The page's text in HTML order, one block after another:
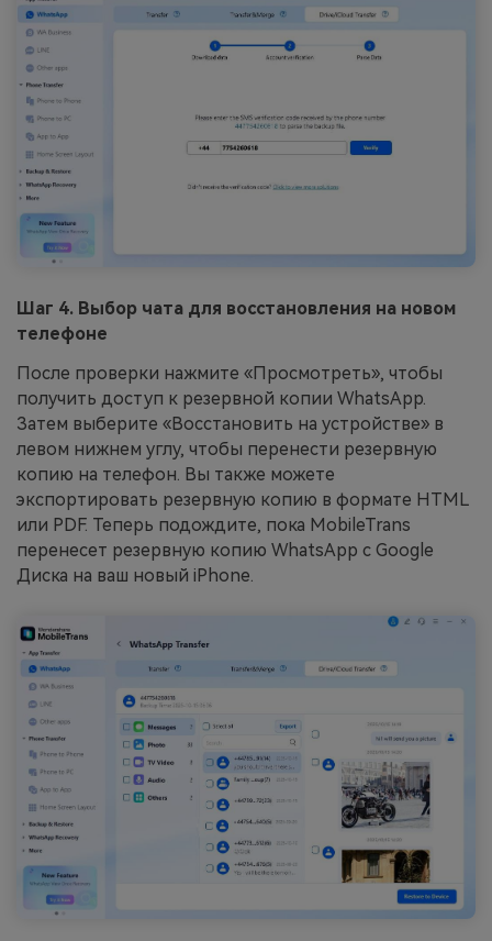
Шаг 4. Выбор чата для восстановления на новом
телефоне
После проверки нажмите «Просмотреть», чтобы
получить доступ к резервной копии WhatsApp.
Затем выберите «Восстановить на устройстве» в
левом нижнем углу, чтобы перенести резервную
копию на телефон. Вы также можете
экспортировать резервную копию в формате HTML
или PDF. Теперь подождите, пока MobileTrans
перенесет резервную копию WhatsApp с Google
Диска на ваш новый iPhone.